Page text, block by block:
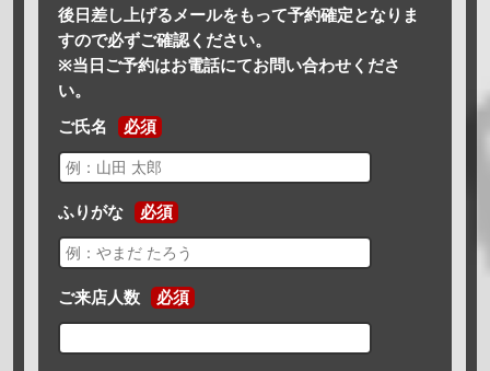
後日差し上げるメールをもって予約確定となりま
すので必ずご確認ください。
※当日ご予約はお電話にてお問い合わせくださ
い。
ご氏名 必須
ふりがな 必須
ご来店人数 必須